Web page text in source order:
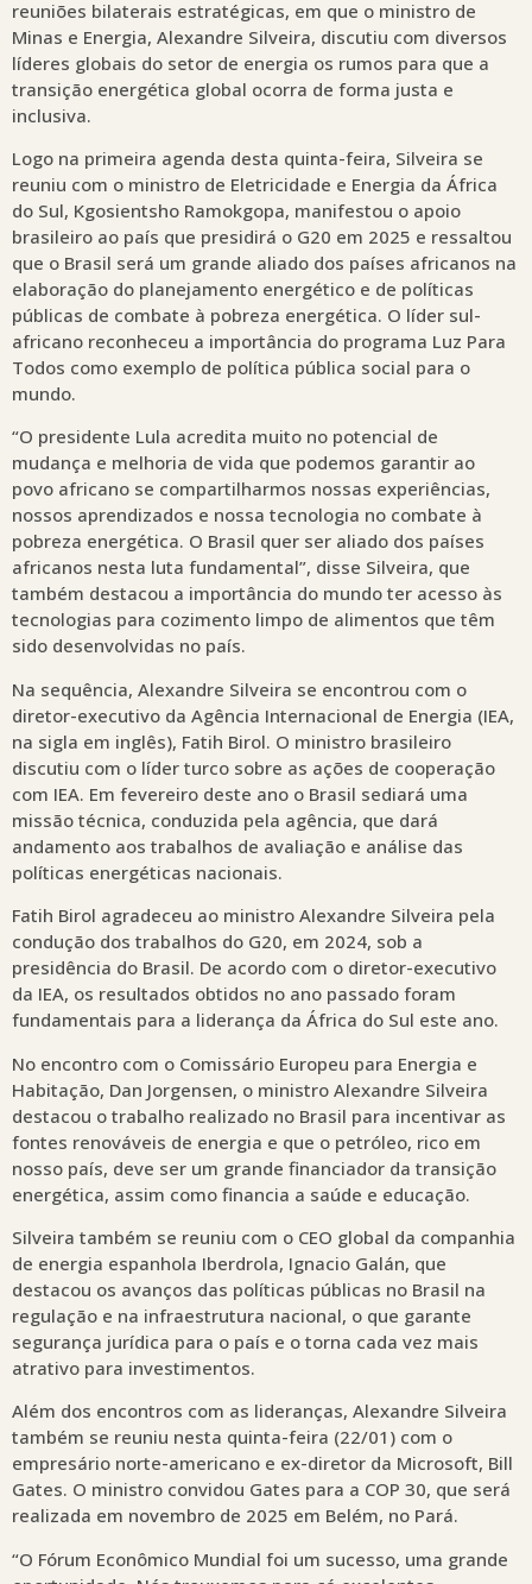
reuniões bilaterais estratégicas, em que o ministro de
Minas e Energia, Alexandre Silveira, discutiu com diversos
líderes globais do setor de energia os rumos para que a
transição energética global ocorra de forma justa e
inclusiva.
Logo na primeira agenda desta quinta-feira, Silveira se
reuniu com o ministro de Eletricidade e Energia da África
do Sul, Kgosientsho Ramokgopa, manifestou o apoio
brasileiro ao país que presidirá o G20 em 2025 e ressaltou
que o Brasil será um grande aliado dos países africanos na
elaboração do planejamento energético e de políticas
públicas de combate à pobreza energética. O líder sul-
africano reconheceu a importância do programa Luz Para
Todos como exemplo de política pública social para o
mundo.
“O presidente Lula acredita muito no potencial de
mudança e melhoria de vida que podemos garantir ao
povo africano se compartilharmos nossas experiências,
nossos aprendizados e nossa tecnologia no combate à
pobreza energética. O Brasil quer ser aliado dos países
africanos nesta luta fundamental”, disse Silveira, que
também destacou a importância do mundo ter acesso às
tecnologias para cozimento limpo de alimentos que têm
sido desenvolvidas no país.
Na sequência, Alexandre Silveira se encontrou com o
diretor-executivo da Agência Internacional de Energia (IEA,
na sigla em inglês), Fatih Birol. O ministro brasileiro
discutiu com o líder turco sobre as ações de cooperação
com IEA. Em fevereiro deste ano o Brasil sediará uma
missão técnica, conduzida pela agência, que dará
andamento aos trabalhos de avaliação e análise das
políticas energéticas nacionais.
Fatih Birol agradeceu ao ministro Alexandre Silveira pela
condução dos trabalhos do G20, em 2024, sob a
presidência do Brasil. De acordo com o diretor-executivo
da IEA, os resultados obtidos no ano passado foram
fundamentais para a liderança da África do Sul este ano.
No encontro com o Comissário Europeu para Energia e
Habitação, Dan Jorgensen, o ministro Alexandre Silveira
destacou o trabalho realizado no Brasil para incentivar as
fontes renováveis de energia e que o petróleo, rico em
nosso país, deve ser um grande financiador da transição
energética, assim como financia a saúde e educação.
Silveira também se reuniu com o CEO global da companhia
de energia espanhola Iberdrola, Ignacio Galán, que
destacou os avanços das políticas públicas no Brasil na
regulação e na infraestrutura nacional, o que garante
segurança jurídica para o país e o torna cada vez mais
atrativo para investimentos.
Além dos encontros com as lideranças, Alexandre Silveira
também se reuniu nesta quinta-feira (22/01) com o
empresário norte-americano e ex-diretor da Microsoft, Bill
Gates. O ministro convidou Gates para a COP 30, que será
realizada em novembro de 2025 em Belém, no Pará.
“O Fórum Econômico Mundial foi um sucesso, uma grande